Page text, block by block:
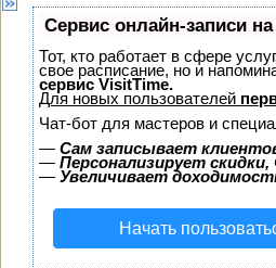
Сервис онлайн-записи
Тот, кто работает в сфере
свое расписание, но и
сервис VisitTime.
Для новых пользователей
Чат-бот для мастеров и
— Сам записывает
— Персонализирует
— Увеличивает
Начать